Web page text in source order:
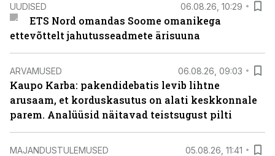
UUDISED 06.08.26, 10:29
ETS Nord omandas Soome omanikega
ettevõttelt jahutusseadmete ärisuuna
ARVAMUSED 06.08.26, 09:03
Kaupo Karba: pakendidebatis levib lihtne
arusaam, et korduskasutus on alati keskkonnale
parem. Analüüsid näitavad teistsugust pilti
MAJANDUSTULEMUSED 05.08.26, 11:41